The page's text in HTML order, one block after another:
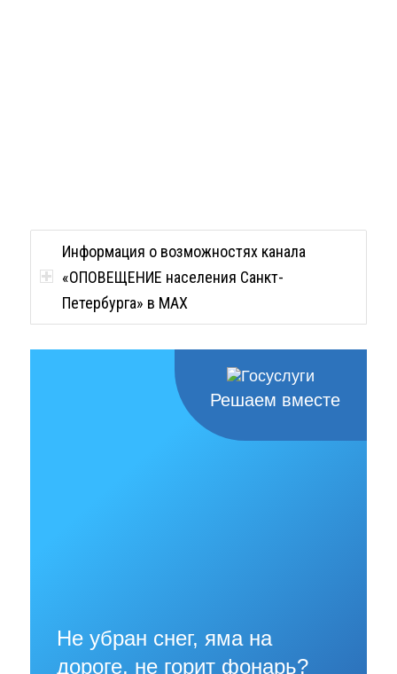
Информация о возможностях канала
«ОПОВЕЩЕНИЕ населения Санкт-
Петербурга» в MAX
Решаем вместе
Не убран снег, яма на
дороге, не горит фонарь?